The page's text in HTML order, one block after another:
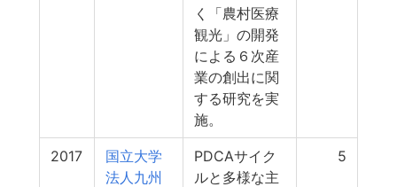
く「農村医療
観光」の開発
による６次産
業の創出に関
する研究を実
施。
2017
国立大学
法人九州
PDCAサイク
ルと多様な主
5